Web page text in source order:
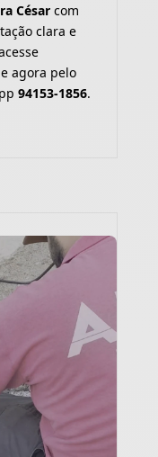
Césarcom
clara e
agora pelo
94153-1856.